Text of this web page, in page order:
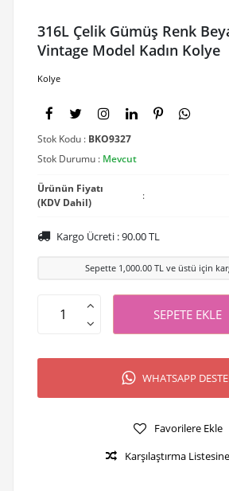
316L Çelik Gümüş Renk
Vintage Model Kadın Kolye
Kolye
Stok Kodu : BKO9327
Stok Durumu : Mevcut
Ürünün Fiyatı
(KDV Dahil)
:
Kargo Ücreti :90.00TL
Sepette 1,000.00 TL ve üstü için
SEPETE EKLE
WHATSAPP
Favorilere Ekle
Karşılaştırma